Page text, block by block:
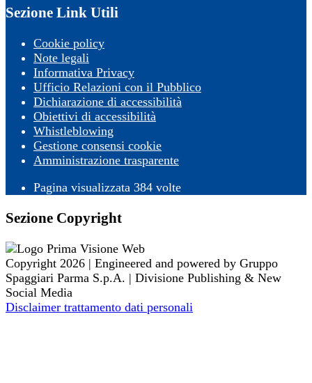
Sezione Link Utili
Cookie policy
Note legali
Informativa Privacy
Ufficio Relazioni con il Pubblico
Dichiarazione di accessibilità
Obiettivi di accessibilità
Whistleblowing
Gestione consensi cookie
Amministrazione trasparente
Pagina visualizzata 384 volte
Sezione Copyright
Copyright 2026 | Engineered and powered by Gruppo
Spaggiari Parma S.p.A. | Divisione Publishing & New
Social Media
Disclaimer trattamento dati personali